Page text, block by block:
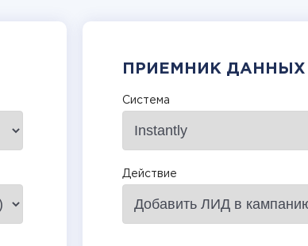
ПРИЕМНИК ДАННЫХ
Система
Действие